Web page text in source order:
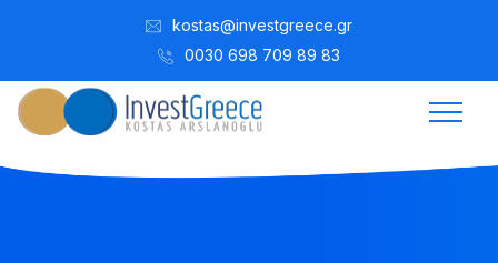
kostas@investgreece.gr
0030 698 709 89 83